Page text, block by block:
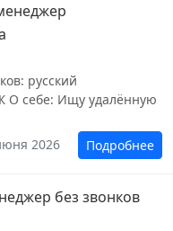
русский
О себе: Ищу удалённую
2026
Подробнее
без звонков